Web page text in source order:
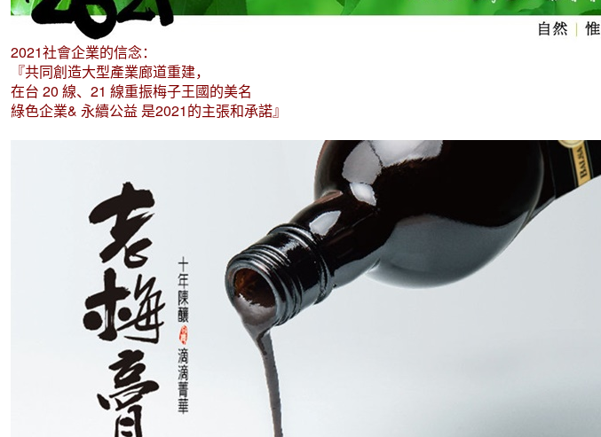
2021社會企業的信念：
『共同創造大型產業廊道重建，
在台 20 線、21 線重振梅子王國的美名
綠色企業& 永續公益 是2021的主張和承諾』